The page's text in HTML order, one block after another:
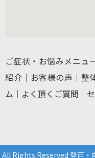
ご症状・お悩みメニュ
紹介 ｜ お客様の声 ｜ 整
ム ｜ よく頂くご質問 ｜
All Rights Reserved 登戸・